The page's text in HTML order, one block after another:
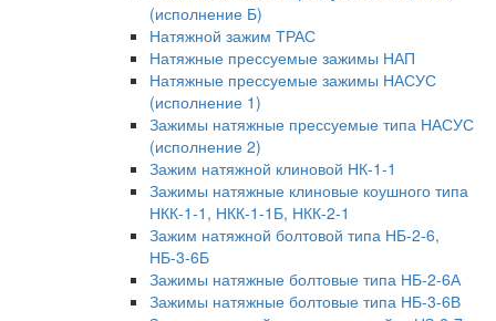
(исполнение Б)
Натяжной зажим ТРАС
Натяжные прессуемые зажимы НАП
Натяжные прессуемые зажимы НАСУС
(исполнение 1)
Зажимы натяжные прессуемые типа НАСУС
(исполнение 2)
Зажим натяжной клиновой НК-1-1
Зажимы натяжные клиновые коушного типа
НКК-1-1, НКК-1-1Б, НКК-2-1
Зажим натяжной болтовой типа НБ-2-6,
НБ-3-6Б
Зажимы натяжные болтовые типа НБ-2-6А
Зажимы натяжные болтовые типа НБ-3-6В